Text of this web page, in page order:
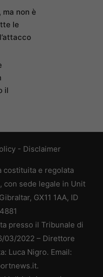
non è
le
il
- Disclaimer
costituita e regolata
sede legale in Unit
GX11 1AA, ID
presso il Tribunale di
03/2022 – Direttore
Luca Nigro. Email: